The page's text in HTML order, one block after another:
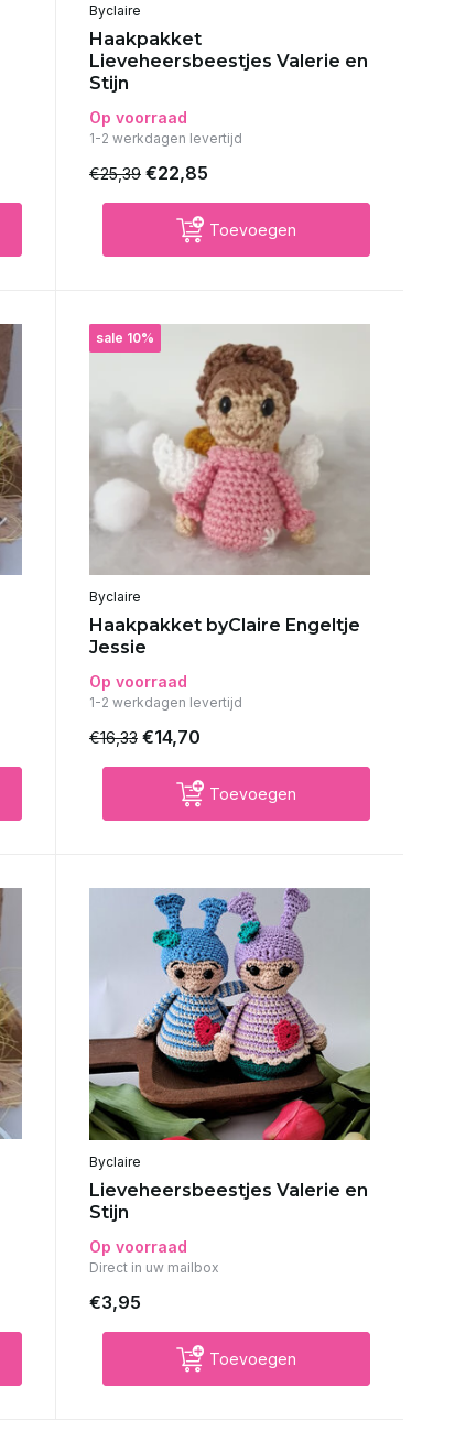
Byclaire
Haakpakket
Lieveheersbeestjes Valerie en
Stijn
Op voorraad
1-2 werkdagen levertijd
€25,39 €22,85
Toevoegen
sale 10%
Byclaire
Haakpakket byClaire Engeltje
Jessie
Op voorraad
1-2 werkdagen levertijd
€16,33 €14,70
Toevoegen
Byclaire
Lieveheersbeestjes Valerie en
Stijn
Op voorraad
Direct in uw mailbox
€3,95
Toevoegen